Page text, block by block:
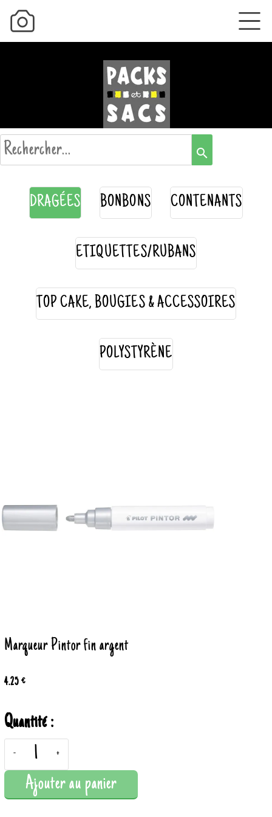
search
DRAGÉES BONBONS CONTENANTS
ETIQUETTES/RUBANS
TOP CAKE, BOUGIES & ACCESSOIRES
POLYSTYRÈNE
Marqueur Pintor fin argent
4.25 €
Quantité :
- +
Ajouter au panier